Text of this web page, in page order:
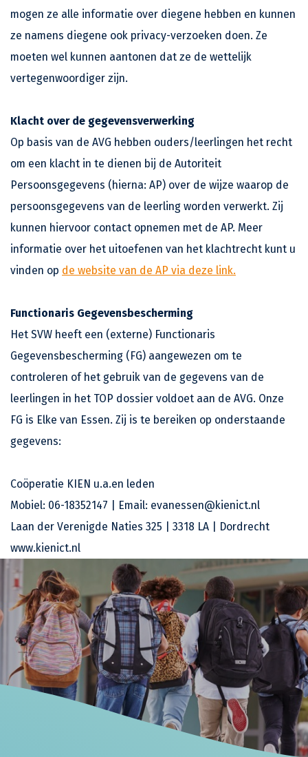
mogen ze alle informatie over diegene hebben en kunnen
ze namens diegene ook privacy-verzoeken doen. Ze
moeten wel kunnen aantonen dat ze de wettelijk
vertegenwoordiger zijn.
Klacht over de gegevensverwerking
Op basis van de AVG hebben ouders/leerlingen het recht
om een klacht in te dienen bij de Autoriteit
Persoonsgegevens (hierna: AP) over de wijze waarop de
persoonsgegevens van de leerling worden verwerkt. Zij
kunnen hiervoor contact opnemen met de AP. Meer
informatie over het uitoefenen van het klachtrecht kunt u
vinden op de website van de AP via deze link.
Functionaris Gegevensbescherming
Het SVW heeft een (externe) Functionaris
Gegevensbescherming (FG) aangewezen om te
controleren of het gebruik van de gegevens van de
leerlingen in het TOP dossier voldoet aan de AVG. Onze
FG is Elke van Essen. Zij is te bereiken op onderstaande
gegevens:
Coöperatie KIEN u.a.en leden
Mobiel: 06-18352147 | Email: evanessen@kienict.nl
Laan der Verenigde Naties 325 | 3318 LA | Dordrecht
www.kienict.nl